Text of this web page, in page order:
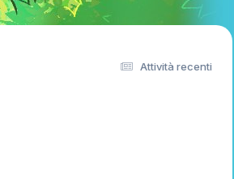
Attività recenti